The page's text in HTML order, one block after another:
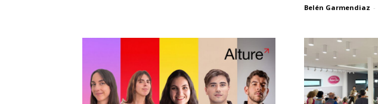
Belén Garmendiaz -